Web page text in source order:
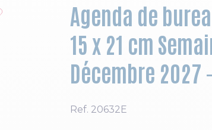
Agenda de
15 x 21 cm
Décembre
Ref. 20632E